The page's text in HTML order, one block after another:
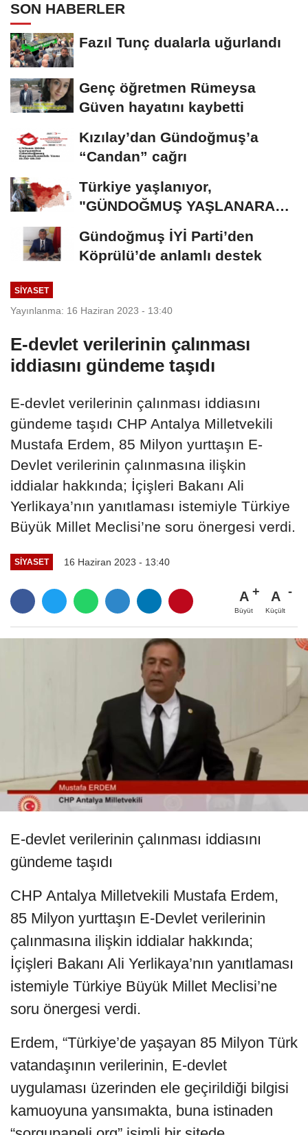
SON HABERLER
Fazıl Tunç dualarla uğurlandı
Genç öğretmen Rümeysa
Güven hayatını kaybetti
Kızılay’dan Gündoğmuş’a
“Candan” cağrı
Türkiye yaşlanıyor,
"GÜNDOĞMUŞ YAŞLANARAK
Gündoğmuş İYİ Parti’den
Köprülü’de anlamlı destek
SİYASET
Yayınlanma: 16 Haziran 2023 - 13:40
E-devlet verilerinin çalınması
iddiasını gündeme taşıdı
E-devlet verilerinin çalınması iddiasını
gündeme taşıdı CHP Antalya Milletvekili
Mustafa Erdem, 85 Milyon yurttaşın E-
Devlet verilerinin çalınmasına ilişkin
iddialar hakkında; İçişleri Bakanı Ali
Yerlikaya’nın yanıtlaması istemiyle Türkiye
Büyük Millet Meclisi’ne soru önergesi verdi.
SİYASET 16 Haziran 2023 - 13:40
A
Büyüt
A
Küçült
E-devlet verilerinin çalınması iddiasını
gündeme taşıdı
CHP Antalya Milletvekili Mustafa Erdem,
85 Milyon yurttaşın E-Devlet verilerinin
çalınmasına ilişkin iddialar hakkında;
İçişleri Bakanı Ali Yerlikaya’nın yanıtlaması
istemiyle Türkiye Büyük Millet Meclisi’ne
soru önergesi verdi.
Erdem, “Türkiye’de yaşayan 85 Milyon Türk
vatandaşının verilerinin, E-devlet
uygulaması üzerinden ele geçirildiği bilgisi
kamuoyuna yansımakta, buna istinaden